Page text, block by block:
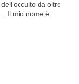
da oltre
Il mio nome è